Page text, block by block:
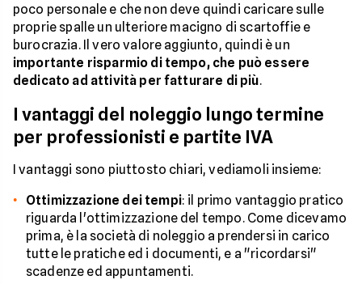
poco personale e che non deve quindi caricare sulle
proprie spalle un ulteriore macigno di scartoffie e
burocrazia. Il vero valore aggiunto, quindi è un
importante risparmio di tempo, che può essere
dedicato ad attività per fatturare di più.
I vantaggi del noleggio lungo termine
per professionisti e partite IVA
I vantaggi sono piuttosto chiari, vediamoli insieme:
Ottimizzazione dei tempi: il primo vantaggio pratico
riguarda l'ottimizzazione del tempo. Come dicevamo
prima, è la società di noleggio a prendersi in carico
tutte le pratiche ed i documenti, e a "ricordarsi"
scadenze ed appuntamenti.